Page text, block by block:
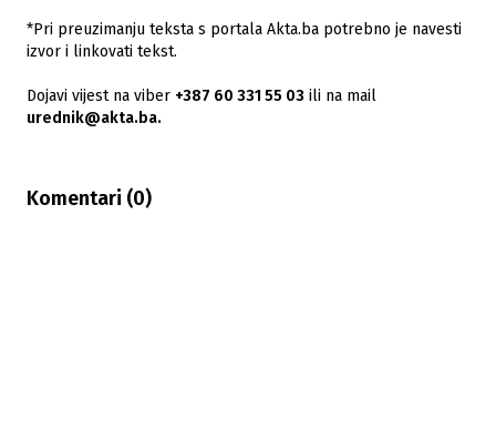
*Pri preuzimanju teksta s portala Akta.ba potrebno je navesti
izvor i linkovati tekst.
Dojavi vijest na viber +387 60 331 55 03 ili na mail
urednik@akta.ba.
Komentari (0)